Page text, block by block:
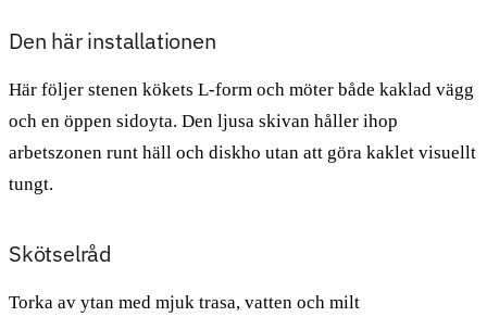
Den här installationen
Här följer stenen kökets L-form och möter både kaklad vägg
och en öppen sidoyta. Den ljusa skivan håller ihop
arbetszonen runt häll och diskho utan att göra kaklet visuellt
tungt.
Skötselråd
Torka av ytan med mjuk trasa, vatten och milt